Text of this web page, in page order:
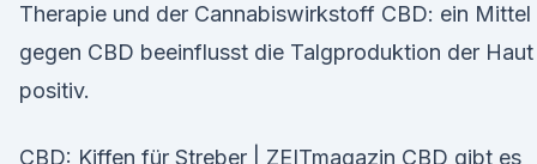
Therapie und der Cannabiswirkstoff CBD: ein Mittel
gegen CBD beeinflusst die Talgproduktion der Haut
positiv.
CBD: Kiffen für Streber | ZEITmagazin CBD gibt es